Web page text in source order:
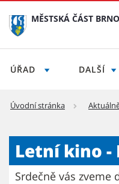
MĚSTSKÁ ČÁST
ÚŘAD DALŠÍ
Úvodní stránka
Letní kino -
Srdečně vás zveme